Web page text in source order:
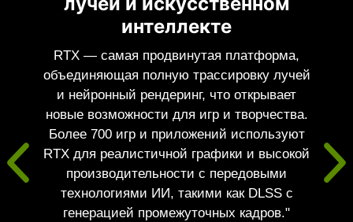
интеллекте
RTX — самая продвинутая платформа,
объединяющая полную трассировку лучей
и нейронный рендеринг, что открывает
новые возможности для игр и творчества.
Более 700 игр и приложений используют
RTX для реалистичной графики и высокой
производительности с передовыми
технологиями ИИ, такими как DLSS с
генерацией промежуточных кадров."